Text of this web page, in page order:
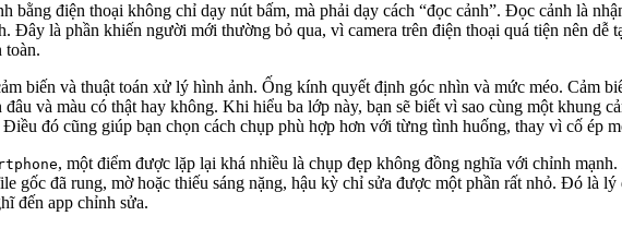
điện thoại không chỉ dạy nút bấm, mà phải dạy cách “đọc cảnh”. Đọc cảnh là
Đây là phần khiến người mới thường bỏ qua, vì camera trên điện thoại quá tiện nên dễ
toàn.
biến và thuật toán xử lý hình ảnh. Ống kính quyết định góc nhìn và mức méo. Cảm
và màu có thật hay không. Khi hiểu ba lớp này, bạn sẽ biết vì sao cùng một khung
đó cũng giúp bạn chọn cách chụp phù hợp hơn với từng tình huống, thay vì cố ép
, một điểm được lặp lại khá nhiều là chụp đẹp không đồng nghĩa với chỉnh
gốc đã rung, mờ hoặc thiếu sáng nặng, hậu kỳ chỉ sửa được một phần rất nhỏ. Đó là
đến app chỉnh sửa.